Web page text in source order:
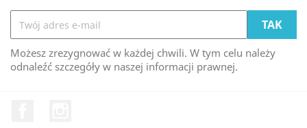
Możesz zrezygnować w każdej chwili. W tym celu należy
odnaleźć szczegóły w naszej informacji prawnej.